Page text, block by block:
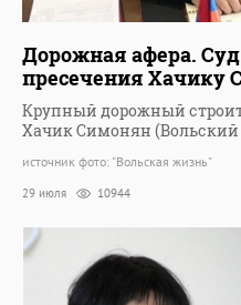
Дорожная афера.
пресечения Хачику
Крупный дорожный
Хачик Симонян (Вольский
источник фото: "Вольская жизнь"
29 июля 10944